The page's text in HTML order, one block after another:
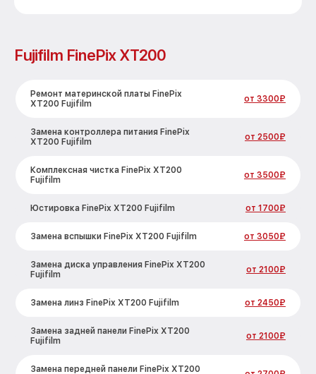
Fujifilm FinePix XT200
Ремонт материнской платы FinePix
XT200 Fujifilm
от 3300₽
Замена контроллера питания FinePix
XT200 Fujifilm
от 2500₽
Комплексная чистка FinePix XT200
Fujifilm
от 3500₽
Юстировка FinePix XT200 Fujifilm от 1700₽
Замена вспышки FinePix XT200 Fujifilm от 3050₽
Замена диска управления FinePix XT200
Fujifilm
от 2100₽
Замена линз FinePix XT200 Fujifilm от 2450₽
Замена задней панели FinePix XT200
Fujifilm
от 2100₽
Замена передней панели FinePix XT200